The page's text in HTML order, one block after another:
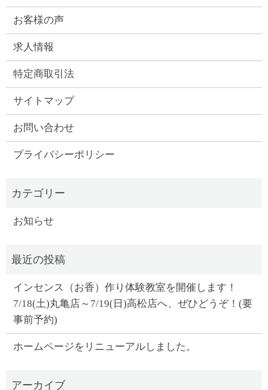
お客様の声
求人情報
特定商取引法
サイトマップ
お問い合わせ
プライバシーポリシー
お知らせ
インセンス（お香）作り体験教室を開催します！
7/18(土)丸亀店～7/19(日)高松店へ、ぜひどうぞ！(要
事前予約)
ホームページをリニューアルしました。